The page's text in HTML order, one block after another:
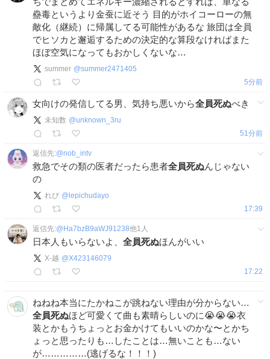
蠱毒というより金蚕に近そう 目的がホイコーローの無
敵化（継続）に帰属してる可能性があるな 旅団は全員
でヒソカと邂逅するための決定的な算段なければまた
ほぼ空気になってもおかしくないな…
summer @summer2471405
5分前
女向けの発信してる男、気持ち悪いから全員死ぬべき
未知数 @unknown_3ru
52分前
返信先:@nob_intv
救急でその類の医者だったら患者全員死ぬんじゃない
の
れぴ @ lepichudayo
17:39
返信先:@ Ha7bzB9aWJ91238他1 人
日本人もいらないよ、 全員死ぬほんがいい
X-越 @X423146079
17:22
ねねね本当にたかねこが跳ねない理由が分からない…
全員死ぬほど可愛くて曲も素晴らしいのに😭😭😭衣
装とかもうちょっとお金かけてもいいのかな〜とかち
ょっと思ったりも…したことは…無いことも…ない
が……………(逃げるな！！！)